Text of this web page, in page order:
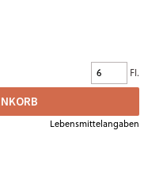
Fl.
Lebensmittelangaben